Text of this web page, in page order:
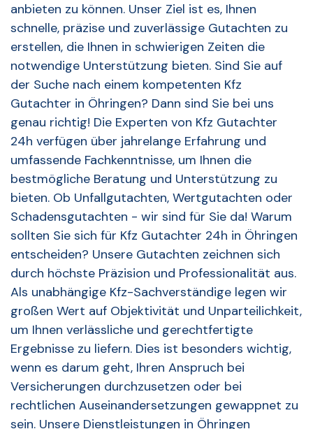
anbieten zu können. Unser Ziel ist es, Ihnen
schnelle, präzise und zuverlässige Gutachten zu
erstellen, die Ihnen in schwierigen Zeiten die
notwendige Unterstützung bieten. Sind Sie auf
der Suche nach einem kompetenten Kfz
Gutachter in Öhringen? Dann sind Sie bei uns
genau richtig! Die Experten von Kfz Gutachter
24h verfügen über jahrelange Erfahrung und
umfassende Fachkenntnisse, um Ihnen die
bestmögliche Beratung und Unterstützung zu
bieten. Ob Unfallgutachten, Wertgutachten oder
Schadensgutachten - wir sind für Sie da! Warum
sollten Sie sich für Kfz Gutachter 24h in Öhringen
entscheiden? Unsere Gutachten zeichnen sich
durch höchste Präzision und Professionalität aus.
Als unabhängige Kfz-Sachverständige legen wir
großen Wert auf Objektivität und Unparteilichkeit,
um Ihnen verlässliche und gerechtfertigte
Ergebnisse zu liefern. Dies ist besonders wichtig,
wenn es darum geht, Ihren Anspruch bei
Versicherungen durchzusetzen oder bei
rechtlichen Auseinandersetzungen gewappnet zu
sein. Unsere Dienstleistungen in Öhringen